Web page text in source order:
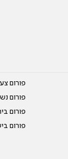
פורום
פורום
פורום
פורום